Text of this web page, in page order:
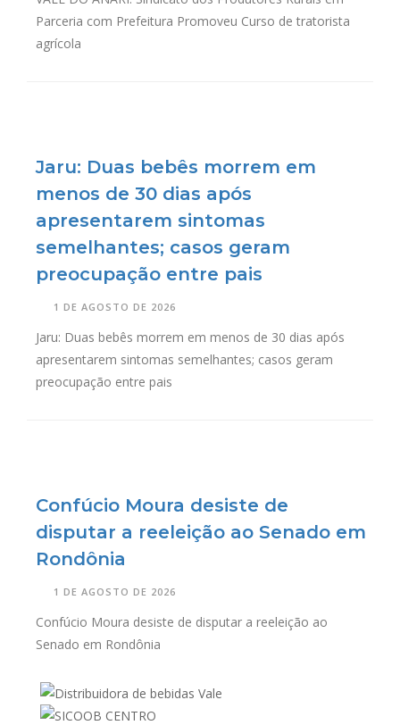
Parceria com Prefeitura Promoveu Curso de tratorista
agrícola
Jaru: Duas bebês morrem em
menos de 30 dias após
apresentarem sintomas
semelhantes; casos geram
preocupação entre pais
1 DE AGOSTO DE 2026
Jaru: Duas bebês morrem em menos de 30 dias após
apresentarem sintomas semelhantes; casos geram
preocupação entre pais
Confúcio Moura desiste de
disputar a reeleição ao Senado em
Rondônia
1 DE AGOSTO DE 2026
Confúcio Moura desiste de disputar a reeleição ao
Senado em Rondônia